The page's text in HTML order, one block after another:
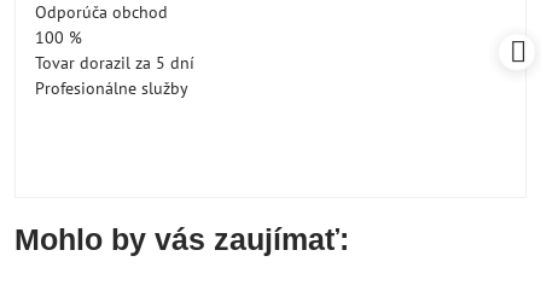
Odporúča obchod
100 %
Tovar dorazil za 5 dní
Profesionálne služby
Mohlo by vás zaujímať: